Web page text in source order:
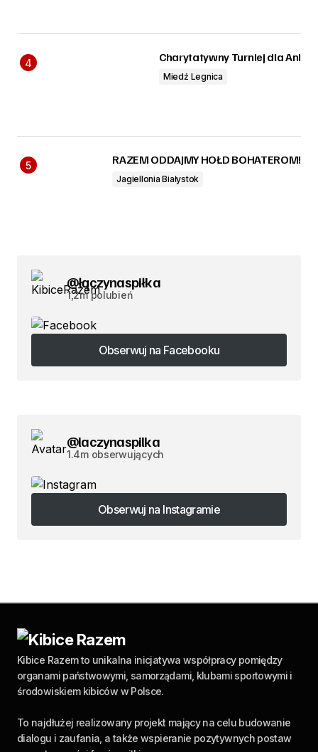
Charytatywny Turniej dla Ani
Miedź Legnica
RAZEM ODDAJMY HOŁD BOHATEROM!
Jagiellonia Białystok
@łączynaspiłka
1,2m polubień
Obserwuj na Facebooku
Obserwuj na Facebooku
@laczynaspilka
1.4m obserwujących
Obserwuj na Instagramie
Obserwuj na Instagramie
Kibice Razem to unikalna inicjatywa współpracy pomiędzy
organami państwowymi, samorządami, klubami sportowymi i
środowiskiem kibiców w Polsce.
To najdłużej realizowany projekt mający na celu budowanie
dialogu i zaufania, a także wspieranie pozytywnych postaw